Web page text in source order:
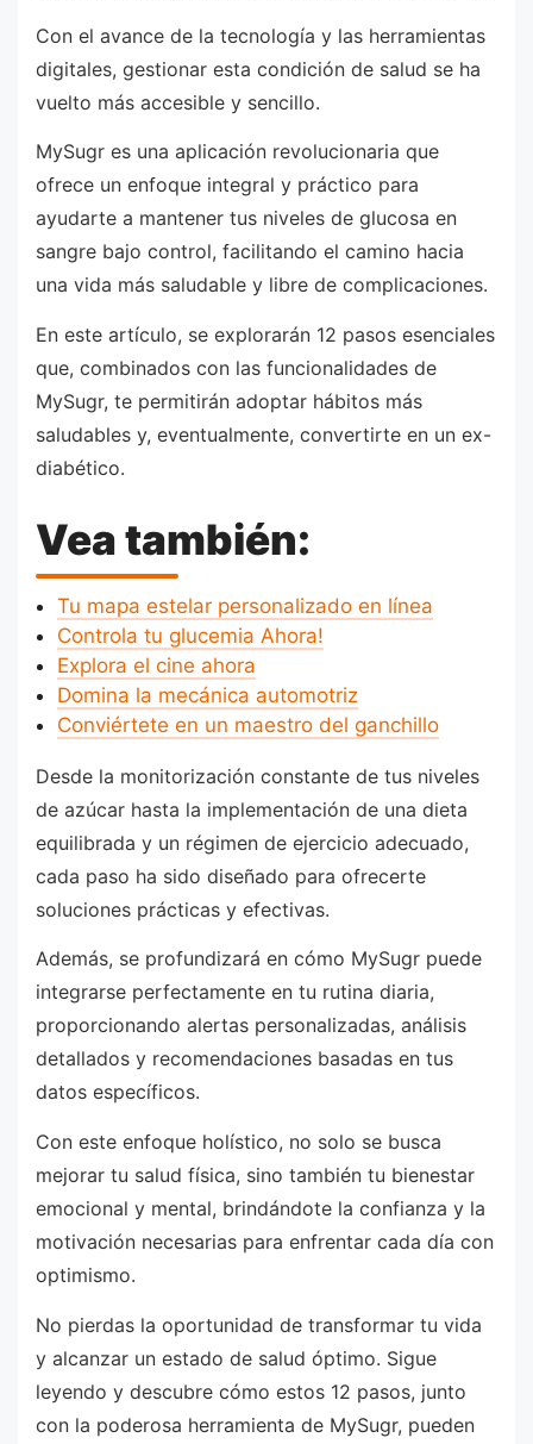
Con el avance de la tecnología y las herramientas
digitales, gestionar esta condición de salud se ha
vuelto más accesible y sencillo.
MySugr es una aplicación revolucionaria que
ofrece un enfoque integral y práctico para
ayudarte a mantener tus niveles de glucosa en
sangre bajo control, facilitando el camino hacia
una vida más saludable y libre de complicaciones.
En este artículo, se explorarán 12 pasos esenciales
que, combinados con las funcionalidades de
MySugr, te permitirán adoptar hábitos más
saludables y, eventualmente, convertirte en un ex-
diabético.
Vea también:
Tu mapa estelar personalizado en línea
Controla tu glucemia Ahora!
Explora el cine ahora
Domina la mecánica automotriz
Conviértete en un maestro del ganchillo
Desde la monitorización constante de tus niveles
de azúcar hasta la implementación de una dieta
equilibrada y un régimen de ejercicio adecuado,
cada paso ha sido diseñado para ofrecerte
soluciones prácticas y efectivas.
Además, se profundizará en cómo MySugr puede
integrarse perfectamente en tu rutina diaria,
proporcionando alertas personalizadas, análisis
detallados y recomendaciones basadas en tus
datos específicos.
Con este enfoque holístico, no solo se busca
mejorar tu salud física, sino también tu bienestar
emocional y mental, brindándote la confianza y la
motivación necesarias para enfrentar cada día con
optimismo.
No pierdas la oportunidad de transformar tu vida
y alcanzar un estado de salud óptimo. Sigue
leyendo y descubre cómo estos 12 pasos, junto
con la poderosa herramienta de MySugr, pueden